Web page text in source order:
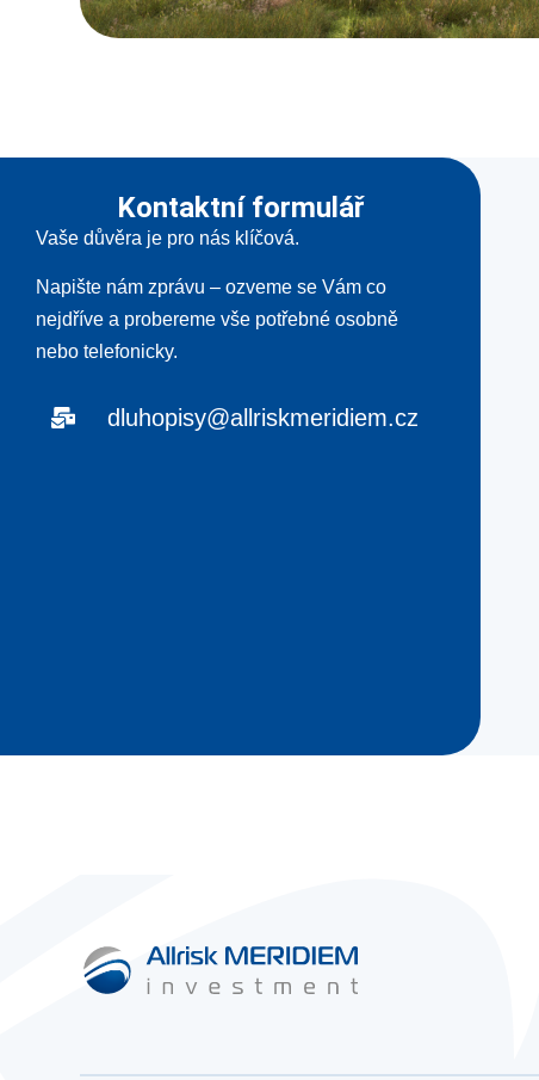
Kontaktní formulář
Vaše důvěra je pro nás klíčová.
Napište nám zprávu – ozveme se Vám co
nejdříve a probereme vše potřebné osobně
nebo telefonicky.
dluhopisy@allriskmeridiem.cz